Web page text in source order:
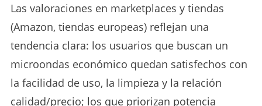
Las valoraciones en marketplaces y tiendas
(Amazon, tiendas europeas) reflejan una
tendencia clara: los usuarios que buscan un
microondas económico quedan satisfechos con
la facilidad de uso, la limpieza y la relación
calidad/precio; los que priorizan potencia